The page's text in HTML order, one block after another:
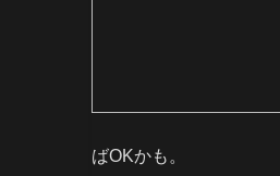
ばOKかも。